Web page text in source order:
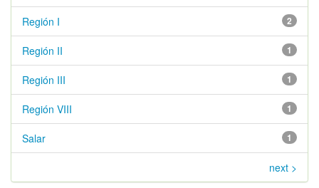
2
Región I
1
Región II
1
Región III
1
Región VIII
1
Salar
next >